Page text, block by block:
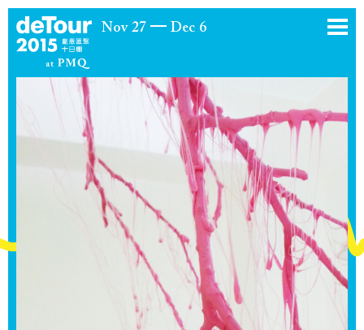
Nov 27 Dec 6